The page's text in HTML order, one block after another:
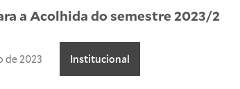
a Acolhida do semestre 2023/2
de 2023 Institucional